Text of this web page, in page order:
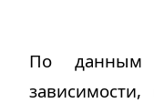
По данным